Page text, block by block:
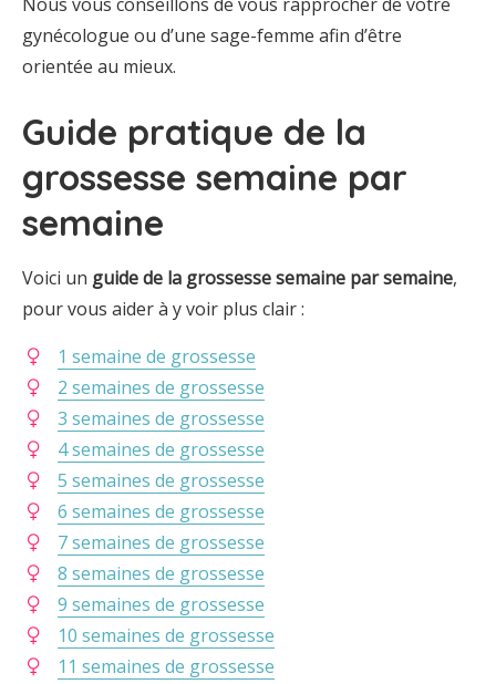
gynécologue ou d’une sage-femme afin d’être
orientée au mieux.
Guide pratique de la
grossesse semaine par
semaine
Voici un guide de la grossesse semaine par semaine,
pour vous aider à y voir plus clair :
1 semaine de grossesse
2 semaines de grossesse
3 semaines de grossesse
4 semaines de grossesse
5 semaines de grossesse
6 semaines de grossesse
7 semaines de grossesse
8 semaines de grossesse
9 semaines de grossesse
10 semaines de grossesse
11 semaines de grossesse